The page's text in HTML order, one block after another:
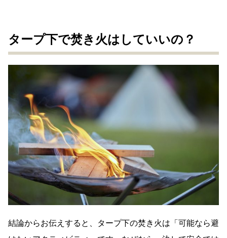
タープ下で焚き火はしていいの？
結論からお伝えすると、タープ下の焚き火は「可能なら避